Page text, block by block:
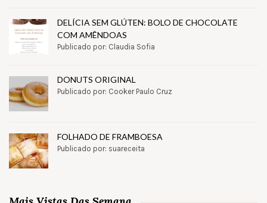
DELÍCIA SEM GLÚTEN: BOLO DE CHOCOLATE
COM AMÊNDOAS
Publicado por: Claudia Sofia
DONUTS ORIGINAL
Publicado por: Cooker Paulo Cruz
FOLHADO DE FRAMBOESA
Publicado por: suareceita